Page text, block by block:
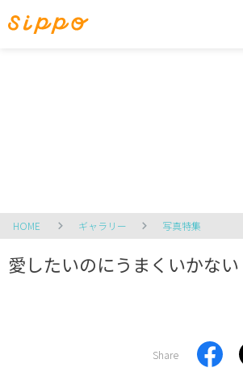
HOME ギャラリー 写真特集
愛したいのにうまくいかない
Share